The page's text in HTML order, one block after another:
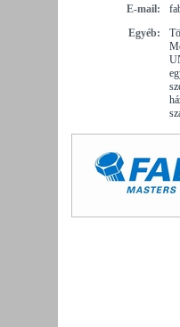
E-mail:
Egyéb: